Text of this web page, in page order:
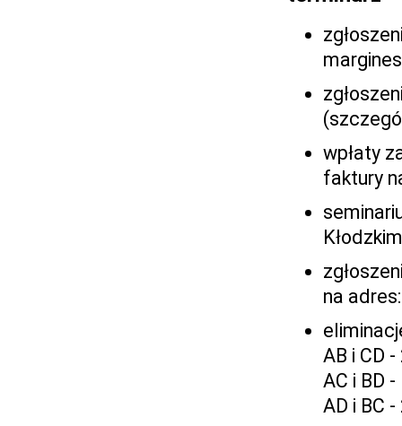
wpłaty
faktury
na
AB i CD
AC i BD
AD i BC